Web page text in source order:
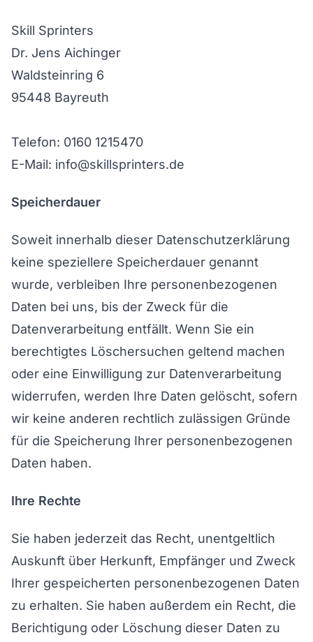
Skill Sprinters
Dr. Jens Aichinger
Waldsteinring 6
95448 Bayreuth
Telefon: 0160 1215470
E-Mail: info@skillsprinters.de
Speicherdauer
Soweit innerhalb dieser Datenschutzerklärung
keine speziellere Speicherdauer genannt
wurde, verbleiben Ihre personenbezogenen
Daten bei uns, bis der Zweck für die
Datenverarbeitung entfällt. Wenn Sie ein
berechtigtes Löschersuchen geltend machen
oder eine Einwilligung zur Datenverarbeitung
widerrufen, werden Ihre Daten gelöscht, sofern
wir keine anderen rechtlich zulässigen Gründe
für die Speicherung Ihrer personenbezogenen
Daten haben.
Ihre Rechte
Sie haben jederzeit das Recht, unentgeltlich
Auskunft über Herkunft, Empfänger und Zweck
Ihrer gespeicherten personenbezogenen Daten
zu erhalten. Sie haben außerdem ein Recht, die
Berichtigung oder Löschung dieser Daten zu